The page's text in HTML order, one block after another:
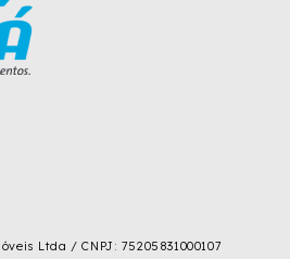
Ltda / CNPJ: 75205831000107